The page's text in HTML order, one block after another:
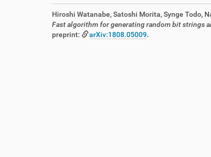
Hiroshi Watanabe, Satoshi Morita, Synge Todo,
Fast algorithm for generating random bit strings
preprint:
arXiv:1808.05009.